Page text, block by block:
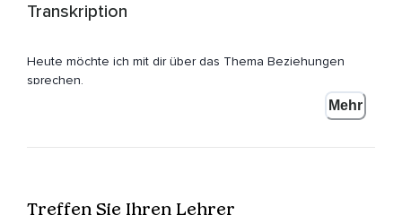
Transkription
Heute möchte ich mit dir über das Thema Beziehungen
sprechen.
Und auch wenn es ein sehr großes Thema ist und auch ein
Mehr
Treffen Sie Ihren Lehrer